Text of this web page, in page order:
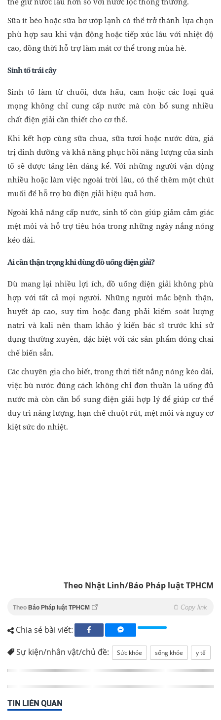
Sữa ít béo hoặc sữa bơ ướp lạnh có thể trở thành lựa chọn
phù hợp sau khi vận động hoặc tiếp xúc lâu với nhiệt độ
cao, đồng thời hỗ trợ làm mát cơ thể trong mùa hè.
Sinh tố trái cây
Sinh tố làm từ chuối, dưa hấu, cam hoặc các loại quả
mọng không chỉ cung cấp nước mà còn bổ sung nhiều
chất điện giải cần thiết cho cơ thể.
Khi kết hợp cùng sữa chua, sữa tươi hoặc nước dừa, giá
trị dinh dưỡng và khả năng phục hồi năng lượng của sinh
tố sẽ được tăng lên đáng kể. Với những người vận động
nhiều hoặc làm việc ngoài trời lâu, có thể thêm một chút
muối để hỗ trợ bù điện giải hiệu quả hơn.
Ngoài khả năng cấp nước, sinh tố còn giúp giảm cảm giác
mệt mỏi và hỗ trợ tiêu hóa trong những ngày nắng nóng
kéo dài.
Ai cần thận trọng khi dùng đồ uống điện giải?
Dù mang lại nhiều lợi ích, đồ uống điện giải không phù
hợp với tất cả mọi người. Những người mắc bệnh thận,
huyết áp cao, suy tim hoặc đang phải kiểm soát lượng
natri và kali nên tham khảo ý kiến bác sĩ trước khi sử
dụng thường xuyên, đặc biệt với các sản phẩm đóng chai
chế biến sẵn.
Các chuyên gia cho biết, trong thời tiết nắng nóng kéo dài,
việc bù nước đúng cách không chỉ đơn thuần là uống đủ
nước mà còn cần bổ sung điện giải hợp lý để giúp cơ thể
duy trì năng lượng, hạn chế chuột rút, mệt mỏi và nguy cơ
kiệt sức do nhiệt.
Theo Nhật Linh/Báo Pháp luật TPHCM
Theo Báo Pháp luật TPHCM Copy link
Chia sẻ bài viết:
Sự kiện/nhân vật/chủ đề: Sức khỏe sống khỏe y tế
TIN LIÊN QUAN